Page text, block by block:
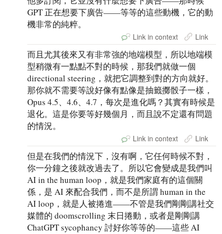
GPT 正在想要下廣告——等等的這些動機，它的動
機非常的純粹。
Link in context Link
而且尤其後來又有非常強的地端模型，所以地端模
型稍微有一點點不對的時候，那我們就做一個
directional steering，就把它調整到對的方向就好。
那你就不需要等說好像有點像是抽籤擲骰子一樣，
Opus 4.5、4.6、4.7，每次是進化嗎？其實有時候是
退化。這是你要等好幾個月，而且說不定還有問題
的情況。
Link in context Link
但是在我們的情況下，沒有啊，它任何時候不對，
你一分鐘之後就改過去了。所以它會變成是我們叫
AI in the human loop，就是我們家庭有的這個關
係，是 AI 來配合我們，而不是所謂 human in the
AI loop，就是人被捲進——不管是我們剛剛講社交
媒體的 doomscrolling 末日捲動，或者是剛剛講
ChatGPT sycophancy 討好你等等的——這些 AI